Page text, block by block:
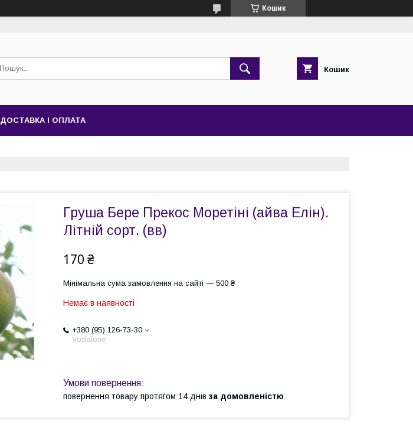
Кошик
Кошик
ДОСТАВКА І ОПЛАТА
Груша Бере Прекос Моретіні (айва Елін).
Літній сорт. (вв)
170 ₴
Мінімальна сума замовлення на сайті — 500 ₴
Немає в наявності
+380 (95) 126-73-30
Vodafone
повернення товару протягом 14 днів за домовленістю